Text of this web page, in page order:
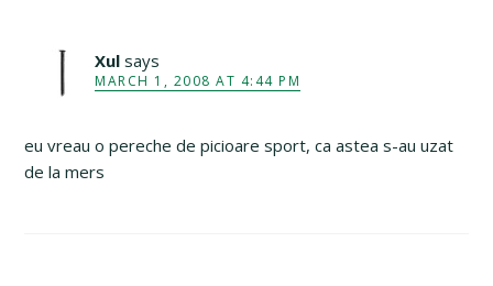
Xul says
MARCH 1, 2008 AT 4:44 PM
eu vreau o pereche de picioare sport, ca astea s-au uzat
de la mers